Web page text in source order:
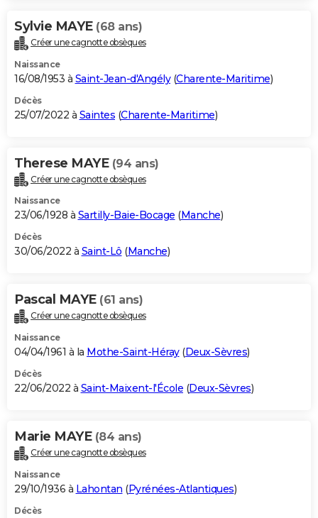
Sylvie MAYE (68 ans)
Créer une cagnotte obsèques
Naissance
16/08/1953 à Saint-Jean-d'Angély(Charente-Maritime)
Décès
25/07/2022 à Saintes (Charente-Maritime)
Therese MAYE (94 ans)
Créer une cagnotte obsèques
Naissance
23/06/1928 à Sartilly-Baie-Bocage (Manche)
Décès
30/06/2022 à Saint-Lô (Manche)
Pascal MAYE (61 ans)
Créer une cagnotte obsèques
Naissance
04/04/1961 à la Mothe-Saint-Héray(Deux-Sèvres)
Décès
22/06/2022 à Saint-Maixent-l'École (Deux-Sèvres)
Marie MAYE (84 ans)
Créer une cagnotte obsèques
Naissance
29/10/1936 à Lahontan (Pyrénées-Atlantiques)
Décès